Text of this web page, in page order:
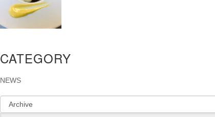
CATEGORY
NEWS